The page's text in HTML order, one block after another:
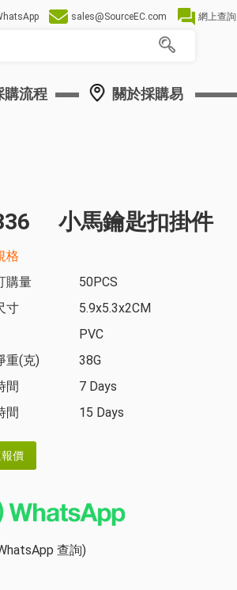
sales@SourceEC.com 網上查詢
購流程 關於採購易
小馬鑰匙扣掛件
格
購量
50PCS
寸
5.9x5.3x2CM
PVC
重(克)
38G
間
7 Days
間
15 Days
查詢)